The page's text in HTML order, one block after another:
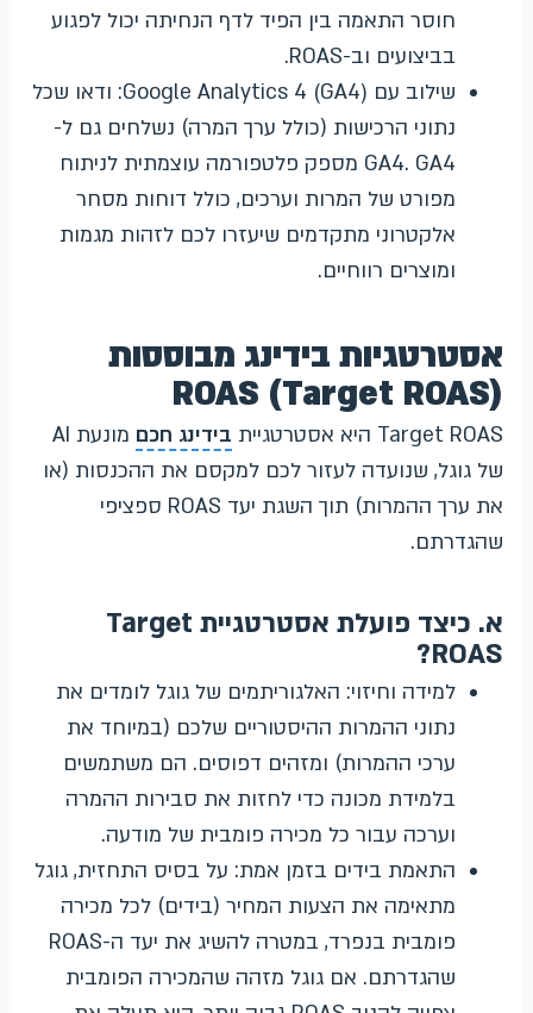
חוסר התאמה בין הפיד לדף הנחיתה יכול לפגוע
בביצועים וב-ROAS.
שילוב עם Google Analytics 4 (GA4): ודאו שכל
נתוני הרכישות (כולל ערך המרה) נשלחים גם ל-
GA4. GA4 מספק פלטפורמה עוצמתית לניתוח
מפורט של המרות וערכים, כולל דוחות מסחר
אלקטרוני מתקדמים שיעזרו לכם לזהות מגמות
ומוצרים רווחיים.
אסטרטגיות בידינג מבוססות
ROAS (Target ROAS)
Target ROAS היא אסטרטגיית בידינג חכם
מונעת AI
של גוגל, שנועדה לעזור לכם למקסם את ההכנסות (או
את ערך ההמרות) תוך השגת יעד ROAS ספציפי
שהגדרתם.
א. כיצד פועלת אסטרטגיית Target
ROAS?
למידה וחיזוי: האלגוריתמים של גוגל לומדים את
נתוני ההמרות ההיסטוריים שלכם (במיוחד את
ערכי ההמרות) ומזהים דפוסים. הם משתמשים
בלמידת מכונה כדי לחזות את סבירות ההמרה
וערכה עבור כל מכירה פומבית של מודעה.
התאמת בידים בזמן אמת: על בסיס התחזית, גוגל
מתאימה את הצעות המחיר (בידים) לכל מכירה
פומבית בנפרד, במטרה להשיג את יעד ה-ROAS
שהגדרתם. אם גוגל מזהה שהמכירה הפומבית